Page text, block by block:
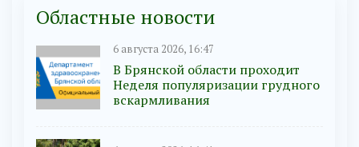
Областные новости
6 августа 2026, 16:47
В Брянской области проходит
Неделя популяризации грудного
вскармливания